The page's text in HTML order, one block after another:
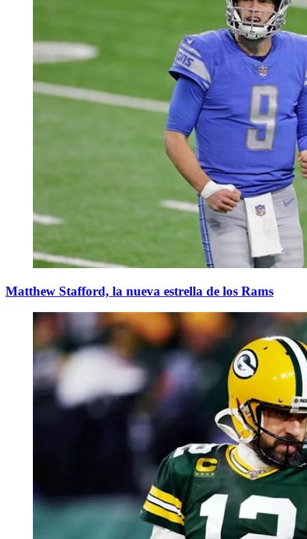
Matthew Stafford, la nueva estrella de los Rams